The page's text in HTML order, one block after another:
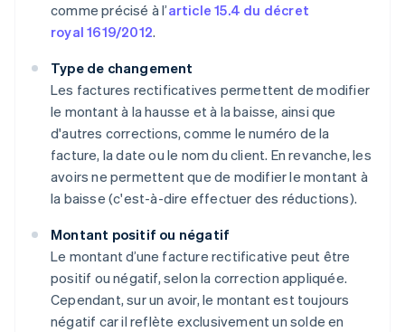
comme précisé à l’article 15.4 du décret
royal 1619/2012.
Type de changement
Les factures rectificatives permettent de modifier
le montant à la hausse et à la baisse, ainsi que
d'autres corrections, comme le numéro de la
facture, la date ou le nom du client. En revanche, les
avoirs ne permettent que de modifier le montant à
la baisse (c'est-à-dire effectuer des réductions).
Montant positif ou négatif
Le montant d’une facture rectificative peut être
positif ou négatif, selon la correction appliquée.
Cependant, sur un avoir, le montant est toujours
négatif car il reflète exclusivement un solde en